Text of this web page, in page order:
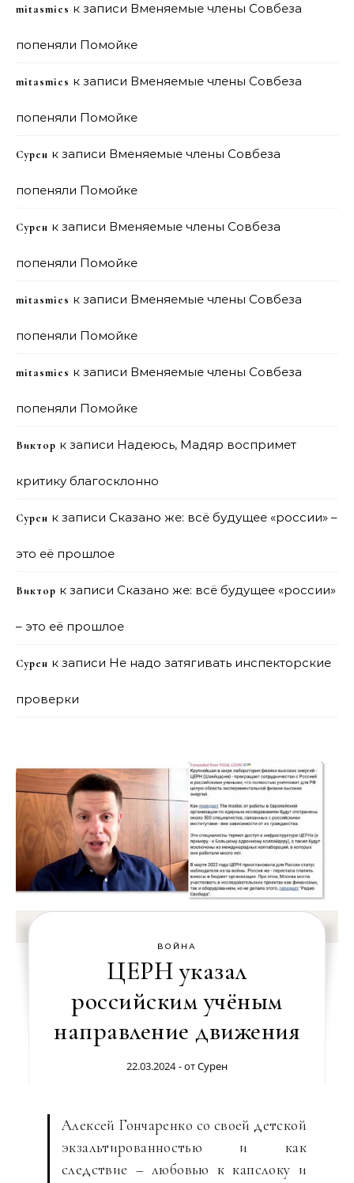
mitasmies к записи Вменяемые члены Совбеза
попеняли Помойке
mitasmies к записи Вменяемые члены Совбеза
попеняли Помойке
Сурен к записи Вменяемые члены Совбеза
попеняли Помойке
Сурен к записи Вменяемые члены Совбеза
попеняли Помойке
mitasmies к записи Вменяемые члены Совбеза
попеняли Помойке
mitasmies к записи Вменяемые члены Совбеза
попеняли Помойке
Виктор к записи Надеюсь, Мадяр воспримет
критику благосклонно
Сурен к записи Сказано же: всё будущее «россии» –
это её прошлое
Виктор к записи Сказано же: всё будущее «россии»
– это её прошлое
Сурен к записи Не надо затягивать инспекторские
проверки
ВОЙНА
ЦЕРН указал
российским учёным
направление движения
22.03.2024 - отСурен
Алексей Гончаренко со своей детской
экзальтированностью и как
следствие – любовью к капслоку и